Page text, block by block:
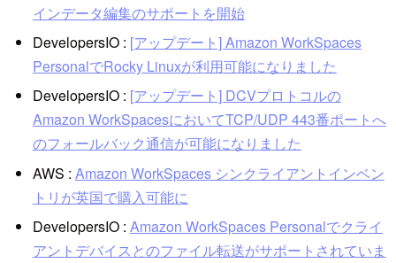
インデータ編集のサポートを開始
DevelopersIO : [アップデート] Amazon WorkSpaces
PersonalでRocky Linuxが利用可能になりました
DevelopersIO : [アップデート] DCVプロトコルの
Amazon WorkSpacesにおいてTCP/UDP 443番ポートへ
のフォールバック通信が可能になりました
AWS : Amazon WorkSpaces シンクライアントインベン
トリが英国で購入可能に
DevelopersIO : Amazon WorkSpaces Personalでクライ
アントデバイスとのファイル転送がサポートされていま